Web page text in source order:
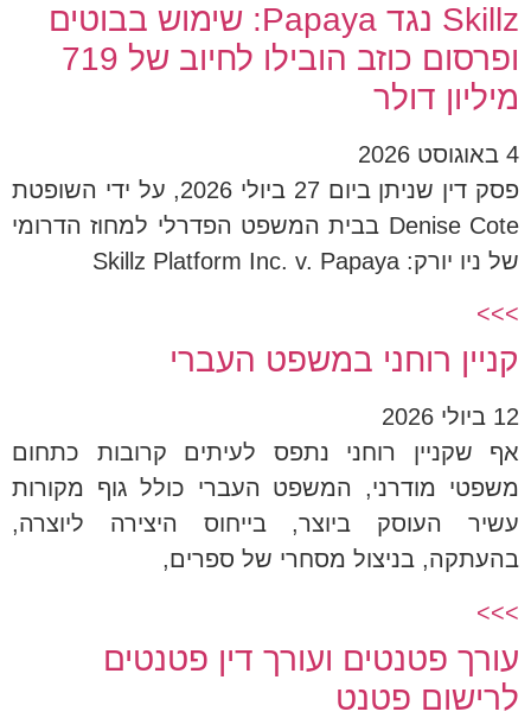
Skillz נגד Papaya: שימוש בבוטים
ופרסום כוזב הובילו לחיוב של 719
מיליון דולר
4 באוגוסט 2026
פסק דין שניתן ביום 27 ביולי 2026, על ידי השופטת
Denise Cote בבית המשפט הפדרלי למחוז הדרומי
של ניו יורק: Skillz Platform Inc. v. Papaya
>>>
קניין רוחני במשפט העברי
12 ביולי 2026
אף שקניין רוחני נתפס לעיתים קרובות כתחום
משפטי מודרני, המשפט העברי כולל גוף מקורות
עשיר העוסק ביוצר, בייחוס היצירה ליוצרה,
בהעתקה, בניצול מסחרי של ספרים,
>>>
עורך פטנטים ועורך דין פטנטים
לרישום פטנט